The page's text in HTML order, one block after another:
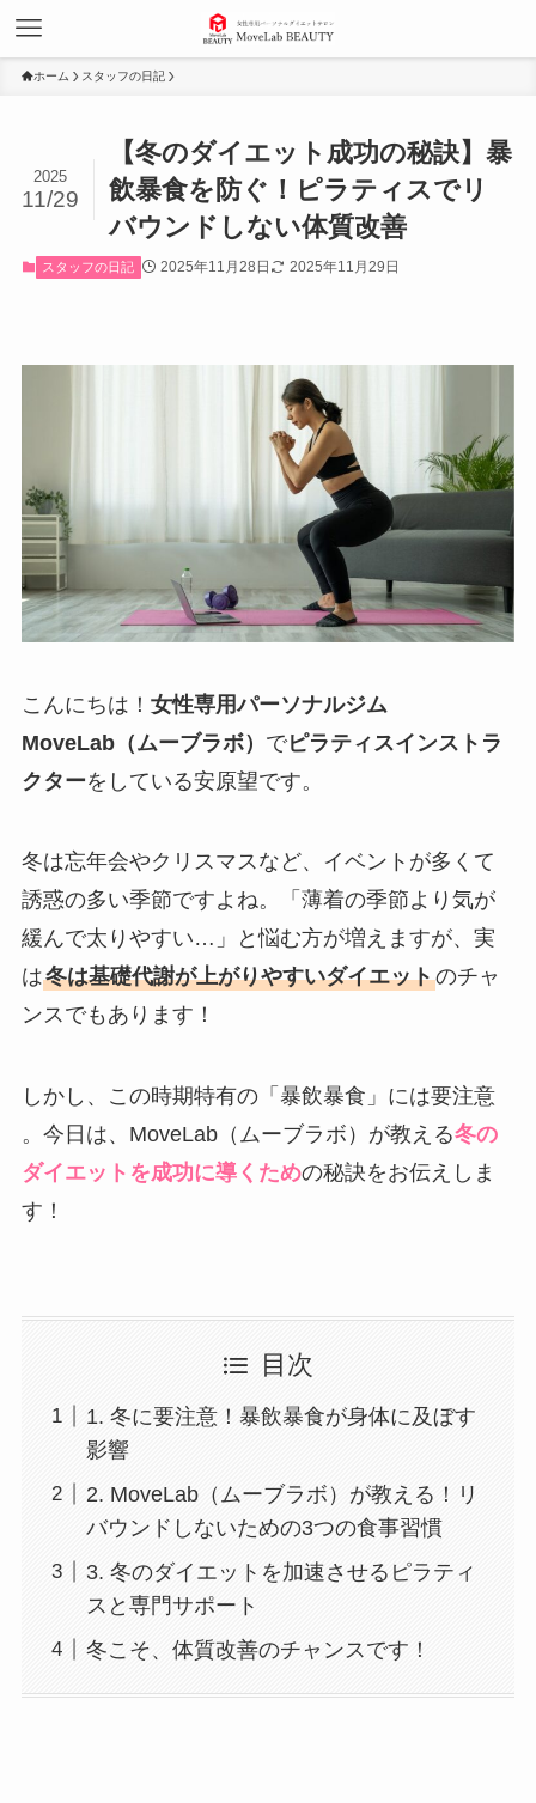
ホーム スタッフの日記
【冬のダイエット成功の秘訣】暴
飲暴食を防ぐ！ピラティスでリ
バウンドしない体質改善
2025
11/29
スタッフの日記 2025年11月28日 2025年11月29日
こんにちは！ 女性専用パーソナルジム
MoveLab（ムーブラボ） でピラティスインストラ
クターをしている安原望です。
冬は忘年会やクリスマスなど、イベントが多くて
誘惑の多い季節ですよね。「薄着の季節より気が
緩んで太りやすい…」と悩む方が増えますが、実
は冬は基礎代謝が上がりやすいダイエットのチャ
ンスでもあります！
しかし、この時期特有の「暴飲暴食」には要注意
。今日は、MoveLab（ムーブラボ）が教える冬の
ダイエットを成功に導くための秘訣をお伝えしま
す！
目次
1. 冬に要注意！暴飲暴食が身体に及ぼす
影響
2. MoveLab（ムーブラボ）が教える！リ
バウンドしないための3つの食事習慣
3. 冬のダイエットを加速させるピラティ
スと専門サポート
冬こそ、体質改善のチャンスです！